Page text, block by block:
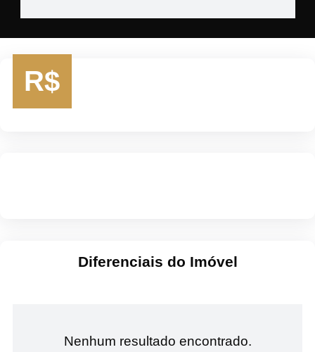
R$
Diferenciais do Imóvel
Nenhum resultado encontrado.